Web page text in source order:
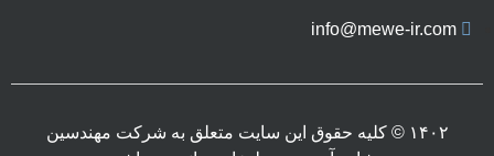
info@mewe-ir.com
۱۴۰۲ © کلیه حقوق این سایت متعلق به شرکت مهندسین